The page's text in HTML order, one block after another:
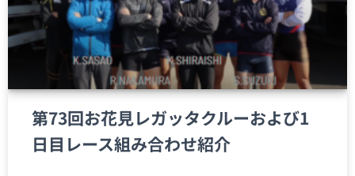
第73回お花見レガッタクルーおよび1
日目レース組み合わせ紹介